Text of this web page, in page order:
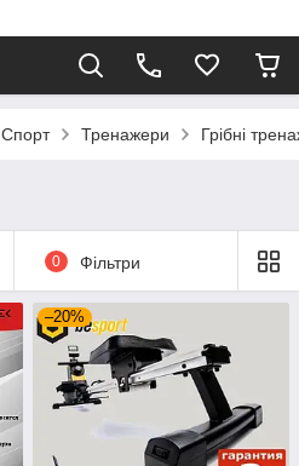
Спорт Тренажери Грібні
0 Фільтри
–20%